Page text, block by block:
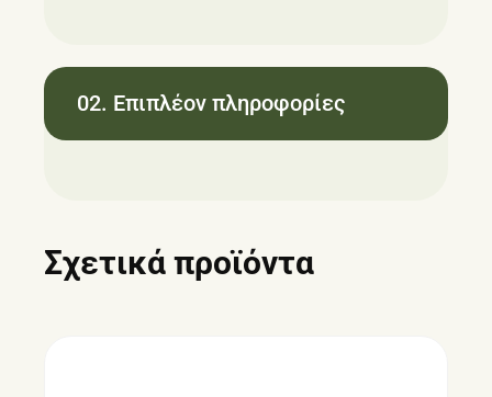
02. Επιπλέον πληροφορίες
Σχετικά προϊόντα